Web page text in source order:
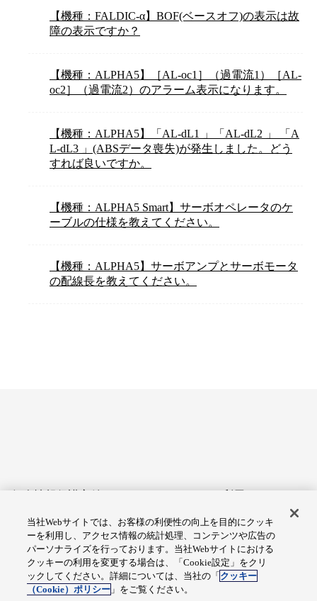
【機種：FALDIC-α】BOF(ベースオフ)の表示は故
障の表示ですか？
【機種：ALPHA5】［AL-oc1］（過電流1）［AL-
oc2］（過電流2）のアラーム表示になります。
【機種：ALPHA5】「AL-dL1 」「AL-dL2 」 「A
L-dL3 」(ABSデータ喪失)が発生しました。どう
すれば良いですか。
【機種：ALPHA5 Smart】サーボオペレータのケ
ーブルの仕様を教えてください。
【機種：ALPHA5】サーボアンプとサーボモータ
の配線長を教えてください。
アクセシビリティへの対応
Cookie設定
総合サイトマップ
当社Webサイトでは、お客様の利便性の向上を目的にクッキ
ーを利用し、アクセス情報の統計処理、コンテンツや広告の
パーソナライズを行っております。当社Webサイトにおける
クッキーの利用を変更する場合は、「Cookie設定」をクリ
ックしてください。詳細については、当社の「 クッキー
（Cookie）ポリシー 」をご覧ください。